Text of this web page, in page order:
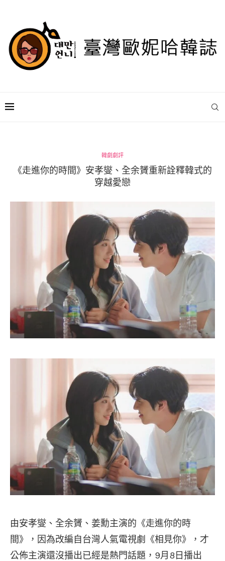
韓劇劇評
《走進你的時間》安孝燮、全余贇重新詮釋韓式的
穿越愛戀
由安孝燮、全余贇、姜勳主演的《走進你的時
間》，因為改編自台灣人氣電視劇《相見你》，才
公佈主演還沒播出已經是熱門話題，9月8日播出